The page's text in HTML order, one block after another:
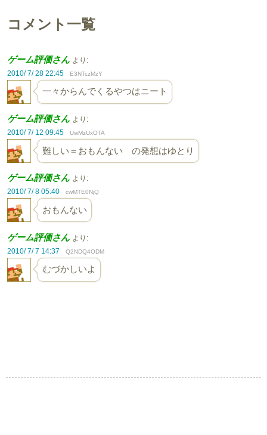
コメント一覧
ゲーム評価さん より:
2010/ 7/ 28 22:45
E3NTczMzY
一々からんでくるやつはニート
ゲーム評価さん より:
2010/ 7/ 12 09:45
UwMzUxOTA
難しい＝おもんない の発想はゆとり
ゲーム評価さん より:
2010/ 7/ 8 05:40
cwMTE0NjQ
おもんない
ゲーム評価さん より:
2010/ 7/ 7 14:37
Q2NDQ4ODM
むづかしいよ